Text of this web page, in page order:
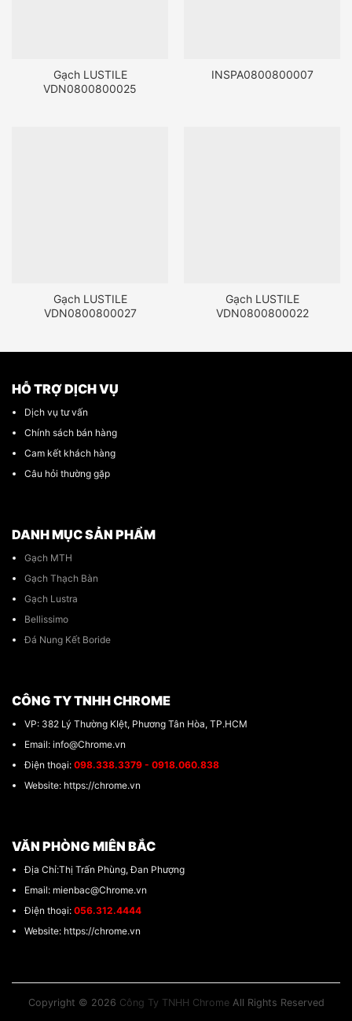
Gạch LUSTILE
VDN0800800025
INSPA0800800007
Gạch LUSTILE
VDN0800800027
Gạch LUSTILE
VDN0800800022
HỖ TRỢ DỊCH VỤ
Dịch vụ tư vấn
Chính sách bán hàng
Cam kết khách hàng
Câu hỏi thường gặp
DANH MỤC SẢN PHẨM
Gạch MTH
Gạch Thạch Bàn
Gạch Lustra
Bellissimo
Đá Nung Kết Boride
CÔNG TY TNHH CHROME
VP: 382 Lý Thường KIệt, Phương Tân Hòa, TP.HCM
Email: info@Chrome.vn
Điện thoại: 098.338.3379 - 0918.060.838
Website: https://chrome.vn
VĂN PHÒNG MIÊN BẮC
Địa Chỉ:Thị Trấn Phùng, Đan Phượng
Email: mienbac@Chrome.vn
Điện thoại: 056.312.4444
Website: https://chrome.vn
Copyright © 2026 Công Ty TNHH ChromeAll Rights Reserved